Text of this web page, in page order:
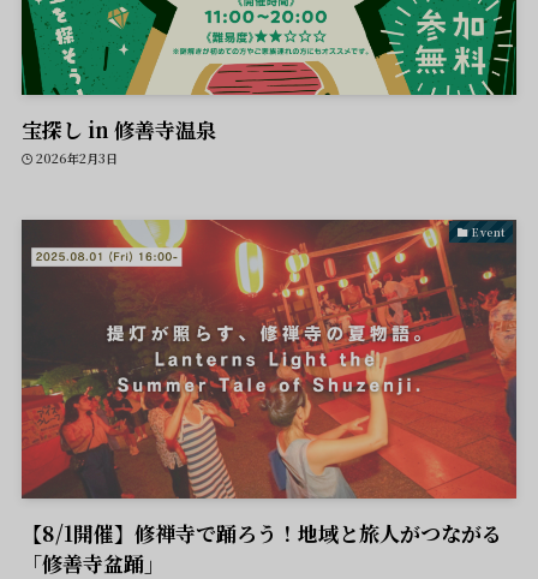
宝探し in 修善寺温泉
2026年2月3日
Event
【8/1開催】修禅寺で踊ろう！地域と旅人がつながる
「修善寺盆踊」